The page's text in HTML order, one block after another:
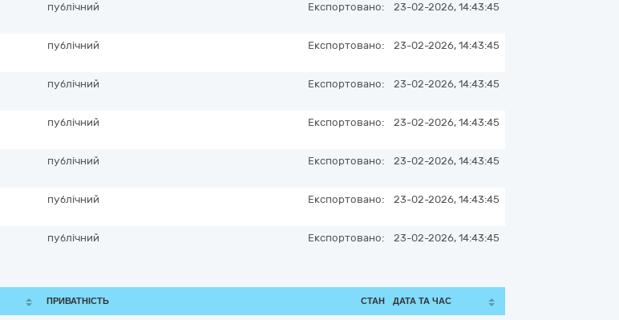
публічний Експортовано: 23-02-2026, 14:43:45
публічний Експортовано: 23-02-2026, 14:43:45
публічний Експортовано: 23-02-2026, 14:43:45
публічний Експортовано: 23-02-2026, 14:43:45
публічний Експортовано: 23-02-2026, 14:43:45
публічний Експортовано: 23-02-2026, 14:43:45
публічний Експортовано: 23-02-2026, 14:43:45
ПРИВАТНІСТЬ СТАН ДАТА ТА ЧАС